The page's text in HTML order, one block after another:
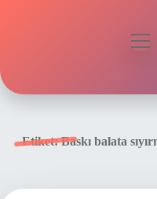
Etiket:Baskı balata